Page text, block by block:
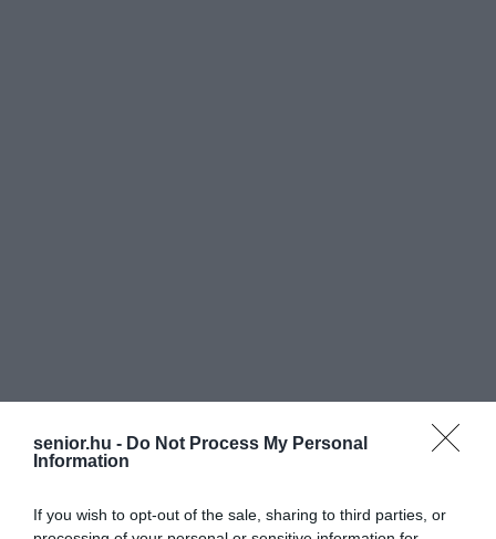
senior.hu - Do Not Process My Personal
Information
If you wish to opt-out of the sale, sharing to third parties, or